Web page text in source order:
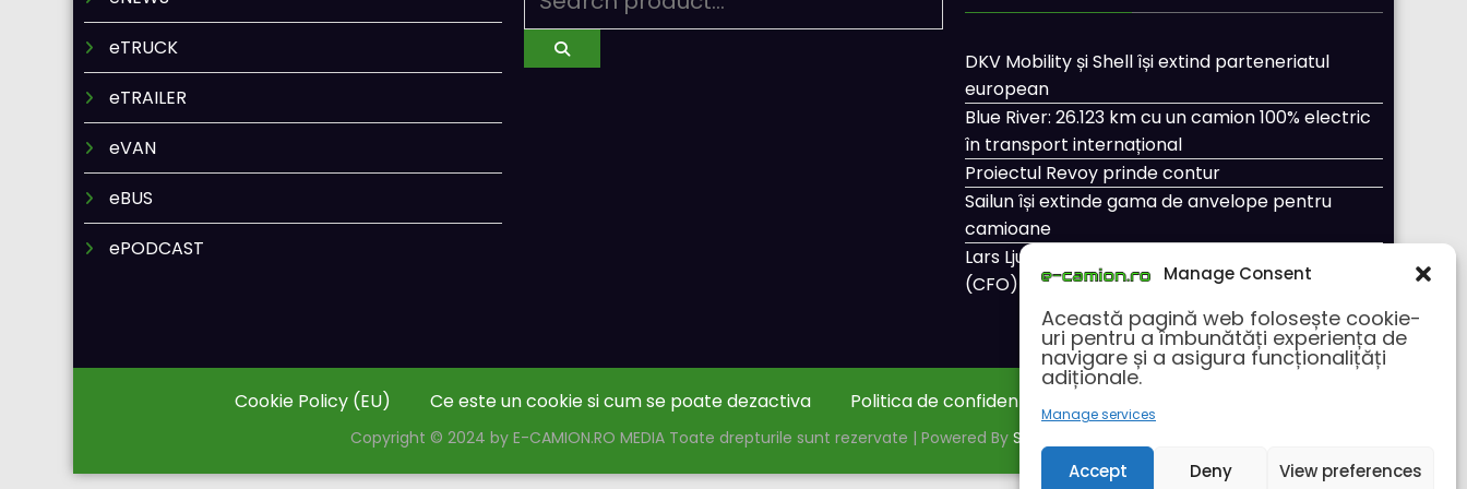
Manage Consent
Această pagină web folosește cookie-
uri pentru a îmbunătăți experiența de
navigare și a asigura funcționalițăți
adiționale.
Manage services
Accept Deny View preferences
eTRUCK
eTRAILER
eVAN
eBUS
ePODCAST
DKV Mobility și Shell își extind parteneriatul
european
Blue River: 26.123 km cu un camion 100% electric
în transport internațional
Proiectul Revoy prinde contur
Sailun își extinde gama de anvelope pentru
camioane
Lars Ljungström a fost numit director general
(CFO) pentru cellcentric
Cookie Policy (EU) Ce este un cookie si cum se poate dezactiva Politica de confidentialitate
Copyright © 2024 by E-CAMION.RO MEDIA Toate drepturile sunt rezervate | Powered By SpiceThemes